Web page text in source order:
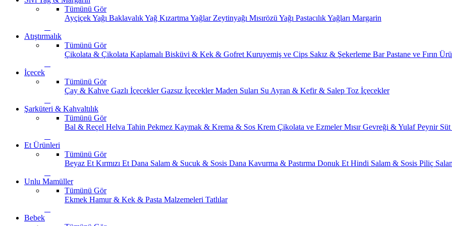
Tümünü Gör
Ayçiçek Yağı Baklavalık Yağ Kızartma Yağlar Zeytinyağı Mısırözü Yağı Pastacılık Yağları Margarin
Atıştırmalık
Tümünü Gör
Çikolata & Çikolata Kaplamalı Bisküvi & Kek & Gofret Kuruyemiş ve Cips Sakız & Şekerleme BarPastane ve Fırın
İçecek
Tümünü Gör
Çay & Kahve Gazlı İçeceklerGazsız İçeceklerMaden Suları Su Ayran & Kefir & Salep Toz İçecekler
Şarküteri & Kahvaltılık
Tümünü Gör
Bal & Reçel Helva Tahin Pekmez Kaymak & Krema & Sos Krem Çikolata ve EzmelerMısır Gevreği & YulafPeynir
Et Ürünleri
Tümünü Gör
Beyaz Et Kırmızı Et Dana Salam & Sucuk & Sosis Dana Kavurma & Pastırma Donuk Et Hindi Salam & Sosis Piliç
Unlu Mamüller
Tümünü Gör
Ekmek Hamur & Kek & Pasta Malzemeleri Tatlılar
Bebek